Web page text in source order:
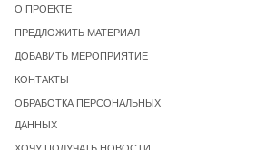
О ПРОЕКТЕ
ПРЕДЛОЖИТЬ МАТЕРИАЛ
ДОБАВИТЬ МЕРОПРИЯТИЕ
КОНТАКТЫ
ОБРАБОТКА ПЕРСОНАЛЬНЫХ
ДАННЫХ